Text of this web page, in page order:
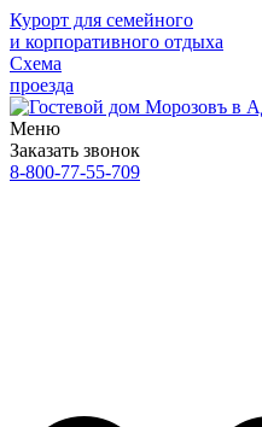
Курорт для семейного
и корпоративного отдыха
Схема
проезда
Меню
Заказать звонок
8-800-77-55-709